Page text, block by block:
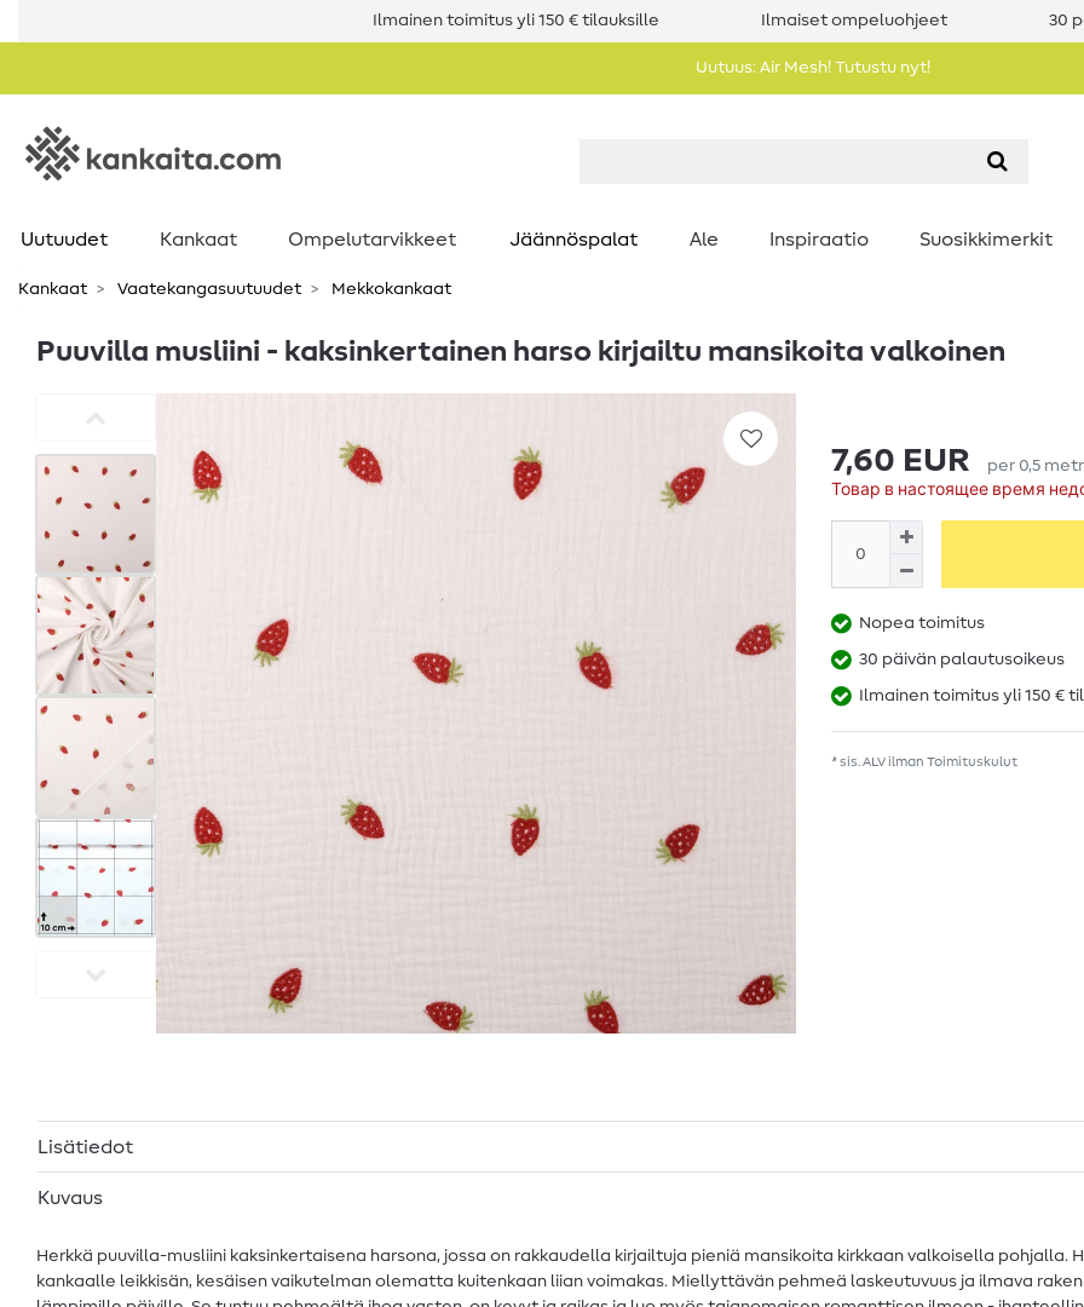
Ilmainen toimitus yli 150 € tilauksille Ilmaiset ompeluohjeet 30
Uutuus: Air Mesh! Tutustu nyt!
Uutuudet Kankaat Ompelutarvikkeet Jäännöspalat Ale Inspiraatio Suosikkimerkit
Kankaat Vaatekangasuutuudet Mekkokankaat
Puuvilla musliini - kaksinkertainen harso kirjailtu mansikoita valkoinen
7,60 EUR per 0,5
Товар в настоящее время
Nopea toimitus
30 päivän palautusoikeus
Ilmainen toimitus yli 150 €
* sis. ALV ilman Toimituskulut
Lisätiedot
Kuvaus
Herkkä puuvilla-musliini kaksinkertaisena harsona, jossa on rakkaudella kirjailtuja pieniä mansikoita kirkkaan valkoisella pohjalla.
kankaalle leikkisän, kesäisen vaikutelman olematta kuitenkaan liian voimakas. Miellyttävän pehmeä laskeutuvuus ja ilmava